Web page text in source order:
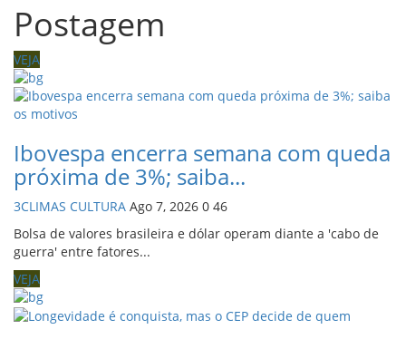
Postagem
VEJA
Ibovespa encerra semana com queda
próxima de 3%; saiba...
3CLIMAS CULTURA Ago 7, 2026 0 46
Bolsa de valores brasileira e dólar operam diante a 'cabo de
guerra' entre fatores...
VEJA